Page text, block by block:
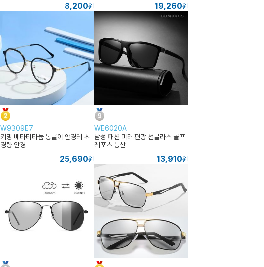
8,200원 19,260원
W9309E7
키밍 베타티타늄 동글이 안경테 초
경량 안경
25,690원
WE6020A
남성 패션 미러 편광 선글라스 골프
레포츠 등산
13,910원